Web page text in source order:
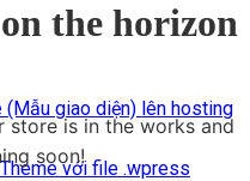
(Mẫu giao diện) lên hosting
với file .wpress
the horizon
store is in the works and
soon!